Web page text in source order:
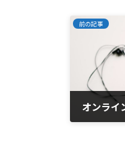
前の記事
オンライ